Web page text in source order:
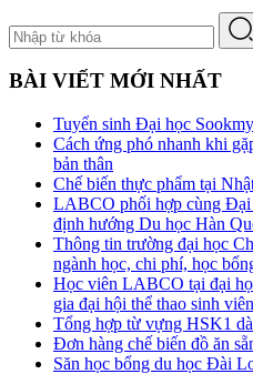
BÀI VIẾT MỚI NHẤT
Tuyển sinh Đại học
Cách ứng phó nhanh khi
bản thân
Chế biến thực phẩm tại
LABCO phối hợp cùng Đại
định hướng Du học Hàn
Thông tin trường đại học
ngành học, chi phí, học
Học viên LABCO tại đại
gia đại hội thể thao sinh
Tổng hợp từ vựng HSK1
Đơn hàng chế biến đồ ăn
Săn học bổng du học Đài